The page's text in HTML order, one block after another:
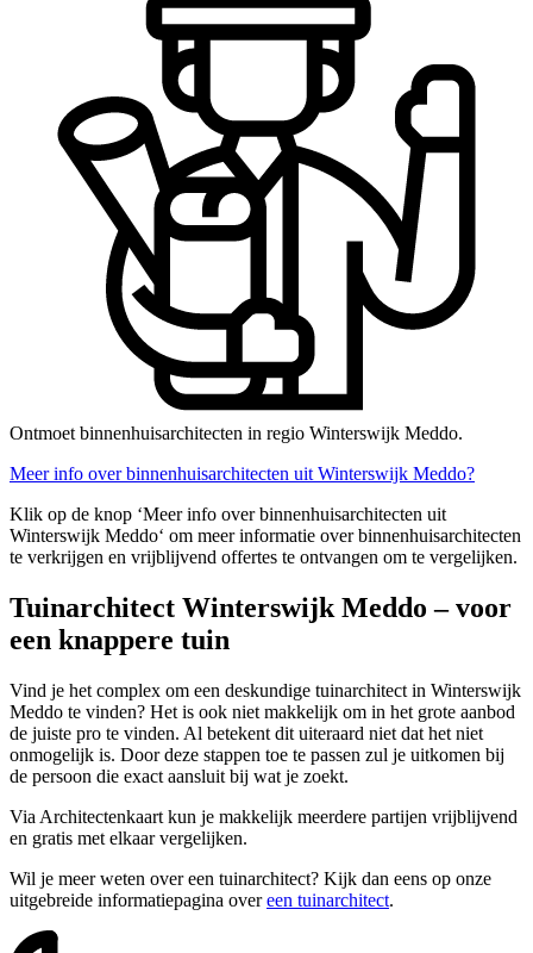
Ontmoet binnenhuisarchitecten in regio Winterswijk Meddo.
Meer info over binnenhuisarchitecten uit Winterswijk Meddo?
Klik op de knop ‘Meer info over binnenhuisarchitecten uit
Winterswijk Meddo‘ om meer informatie over binnenhuisarchitecten
te verkrijgen en vrijblijvend offertes te ontvangen om te vergelijken.
Tuinarchitect Winterswijk Meddo – voor
een knappere tuin
Vind je het complex om een deskundige tuinarchitect in Winterswijk
Meddo te vinden? Het is ook niet makkelijk om in het grote aanbod
de juiste pro te vinden. Al betekent dit uiteraard niet dat het niet
onmogelijk is. Door deze stappen toe te passen zul je uitkomen bij
de persoon die exact aansluit bij wat je zoekt.
Via Architectenkaart kun je makkelijk meerdere partijen vrijblijvend
en gratis met elkaar vergelijken.
Wil je meer weten over een tuinarchitect? Kijk dan eens op onze
uitgebreide informatiepagina overeen tuinarchitect.